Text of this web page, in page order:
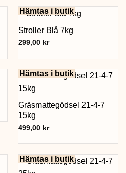
Hämtas i butik
Stroller Blå 7kg
299,00 kr
Hämtas i butik
Gräsmattegödsel 21-4-7
15kg
499,00 kr
Hämtas i butik